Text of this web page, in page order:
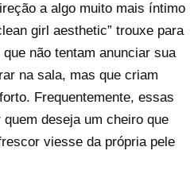
a algo muito mais íntimo
girl aesthetic” trouxe para
não tentam anunciar sua
na sala, mas que criam
Frequentemente, essas
deseja um cheiro que
viesse da própria pele